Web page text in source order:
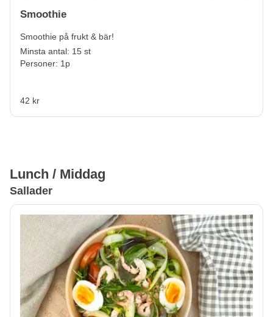
Smoothie
Smoothie på frukt & bär!
Minsta antal: 15 st
Personer: 1p
42 kr
Lunch / Middag
Sallader